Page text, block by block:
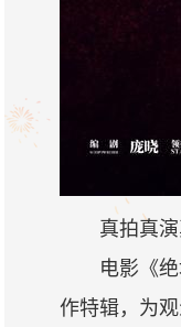
真拍真演
电影《绝
作特辑，为